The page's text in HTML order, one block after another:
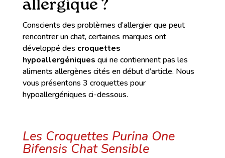
allergique ?
Conscients des problèmes d’allergier que peut
rencontrer un chat, certaines marques ont
développé des croquettes
hypoallergéniques qui ne contiennent pas les
aliments allergènes cités en début d’article. Nous
vous présentons 3 croquettes pour
hypoallergéniques ci-dessous.
Les Croquettes Purina One
Bifensis Chat Sensible